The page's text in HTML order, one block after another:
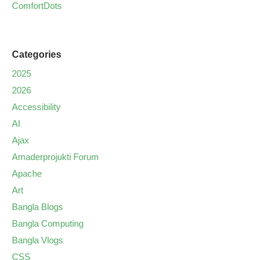
ComfortDots
Categories
2025
2026
Accessibility
AI
Ajax
Amaderprojukti Forum
Apache
Art
Bangla Blogs
Bangla Computing
Bangla Vlogs
CSS